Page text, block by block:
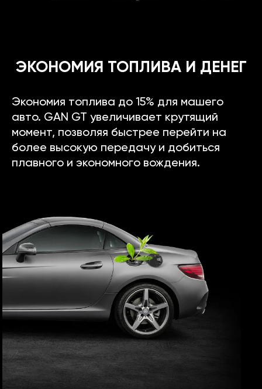
ЭКОНОМИЯ ТОПЛИВА И ДЕНЕГ
Экономия топлива до 15% для машего
авто. GAN GT увеличивает крутящий
момент, позволяя быстрее перейти на
более высокую передачу и добиться
плавного и экономного вождения.